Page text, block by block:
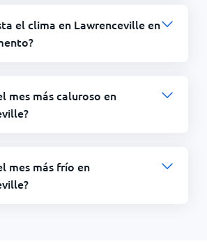
el clima en Lawrenceville en
mes más caluroso en
mes más frío en